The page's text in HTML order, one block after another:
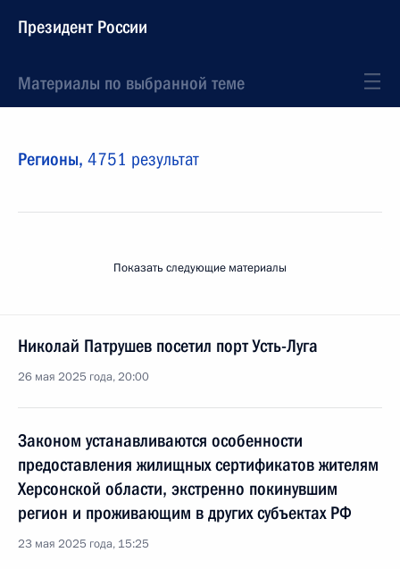
Президент России
Материалы по выбранной теме
Регионы, 4751 результат
Показать следующие материалы
Николай Патрушев посетил порт Усть-Луга
26 мая 2025 года, 20:00
Законом устанавливаются особенности
предоставления жилищных сертификатов жителям
Херсонской области, экстренно покинувшим
регион и проживающим в других субъектах РФ
23 мая 2025 года, 15:25